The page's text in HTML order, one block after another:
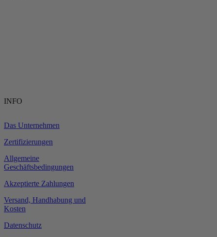
INFO
Das Unternehmen
Zertifizierungen
Allgemeine
Geschäftsbedingungen
Akzeptierte Zahlungen
Versand, Handhabung und
Kosten
Datenschutz